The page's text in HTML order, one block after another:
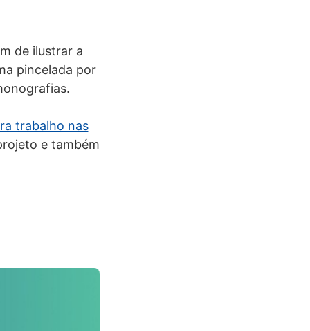
de ilustrar a
pincelada por
trabalho nas
e também